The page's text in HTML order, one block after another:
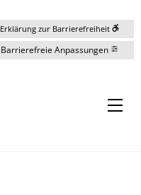
Erklärung zur Barrierefreiheit
Barrierefreie Anpassungen